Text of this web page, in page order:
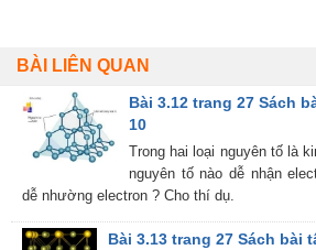
BÀI LIÊN QUAN
Bài 3.12 trang 27 Sách
10
Trong hai loại nguyên tố là
nguyên tố nào dễ nhận
dễ nhường electron ? Cho thí dụ.
Bài 3.13 trang 27 Sách bài